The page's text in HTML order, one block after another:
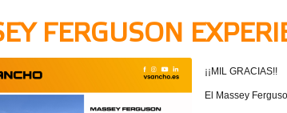
FERGUSON
¡¡MIL GRACIAS!!
El Massey